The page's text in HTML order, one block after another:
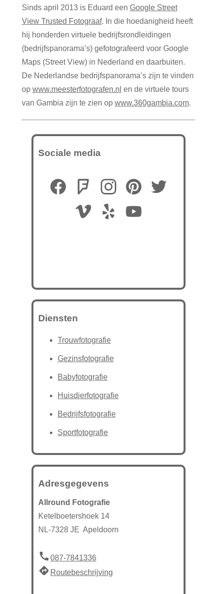
Sinds april 2013 is Eduard een Google Street
View Trusted Fotograaf. In die hoedanigheid heeft
hij honderden virtuele bedrijfsrondleidingen
(bedrijfspanorama’s) gefotografeerd voor Google
Maps (Street View) in Nederland en daarbuiten.
De Nederlandse bedrijfspanorama’s zijn te vinden
op www.meesterfotografen.nl en de virtuele tours
van Gambia zijn te zien op www.360gambia.com.
Sociale media
Diensten
Trouwfotografie
Gezinsfotografie
Babyfotografie
Huisdierfotografie
Bedrijfsfotografie
Sportfotografie
Adresgegevens
Allround Fotografie
Ketelboetershoek 14
NL-7328 JE Apeldoorn
087-7841336
Routebeschrijving